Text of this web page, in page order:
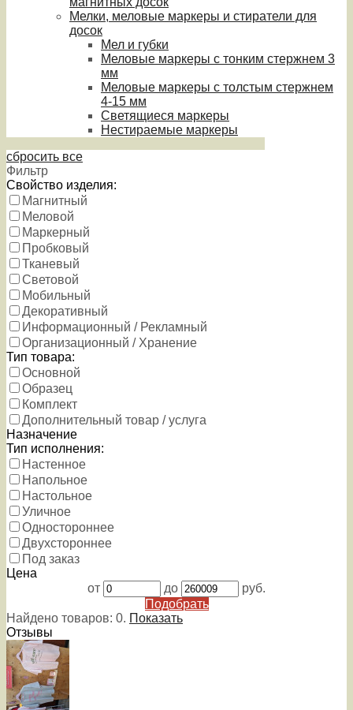
Мелки, меловые маркеры и стиратели для
досок
Мел и губки
Меловые маркеры с тонким стержнем 3
мм
Меловые маркеры с толстым стержнем
4-15 мм
Светящиеся маркеры
Нестираемые маркеры
сбросить все
Фильтр
Свойство изделия:
Магнитный
Меловой
Маркерный
Пробковый
Тканевый
Световой
Мобильный
Декоративный
Информационный / Рекламный
Организационный / Хранение
Тип товара:
Основной
Образец
Комплект
Дополнительный товар / услуга
Назначение
Тип исполнения:
Настенное
Напольное
Настольное
Уличное
Одностороннее
Двухстороннее
Под заказ
Цена
от
до
руб.
Подобрать
Найдено товаров: 0. Показать
Отзывы